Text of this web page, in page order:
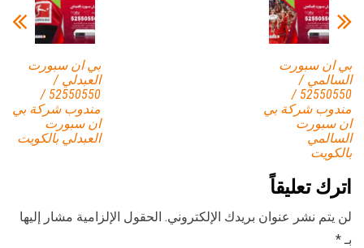
بي ان سبورت
العبدلي /
52550550 /
مندوب شركة بي
ان سبورت
العبدلي بالكويت
بي ان سبورت
السالمي /
52550550 /
مندوب شركة بي
ان سبورت
السالمي
بالكويت
اترك تعليقاً
لن يتم نشر عنوان بريدك الإلكتروني. الحقول الإلزامية مشار إليها
بـ *